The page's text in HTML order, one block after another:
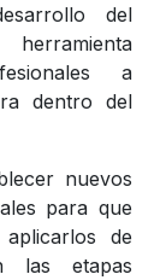
del
a
dentro del
nuevos
para que
de
las etapas